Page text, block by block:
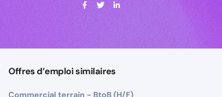
Offres d’emploi similaires
Commercial terrain - BtoB (H/F)